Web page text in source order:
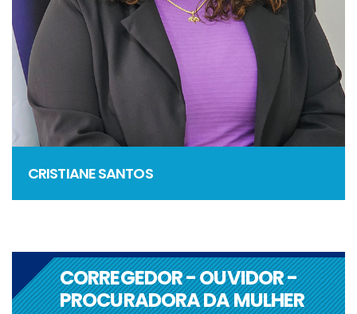
CRISTIANE SANTOS
CORREGEDOR - OUVIDOR -
PROCURADORA DA MULHER